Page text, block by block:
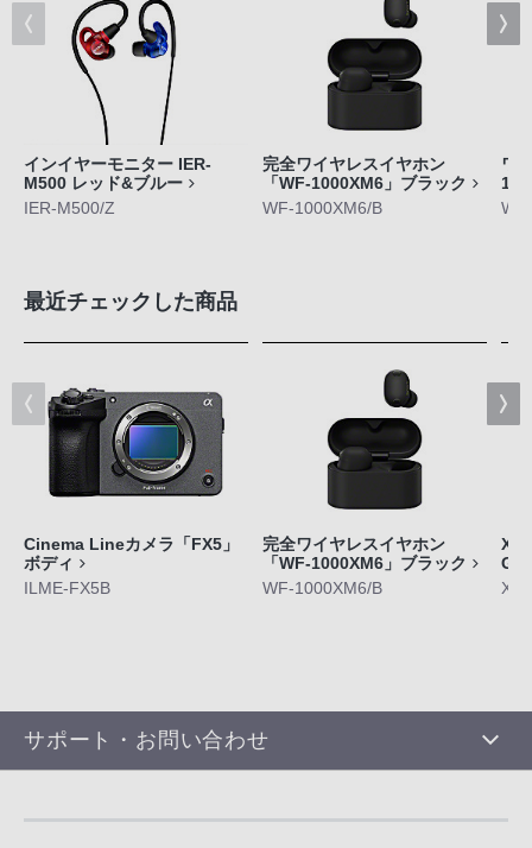
インイヤーモニター IER-
M500 レッド&ブルー
IER-M500/Z
完全ワイヤレスイヤホン
「WF-1000XM6」ブラック
WF-1000XM6/B
ワ
最近チェックした商品
Cinema Lineカメラ「FX5」
ボディ
ILME-FX5B
完全ワイヤレスイヤホン
「WF-1000XM6」ブラック
WF-1000XM6/B
サポート・お問い合わせ